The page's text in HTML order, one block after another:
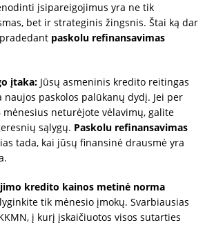
įsipareigojimus yra ne tik
bet ir strateginis žingsnis. Štai ką dar
paskolu refinansavimas
įtaka: Jūsų asmeninis kredito reitingas
paskolos palūkanų dydį. Jei per
mėnesius neturėjote vėlavimų, galite
sąlygų. Paskolu refinansavimas
tada, kai jūsų finansinė drausmė yra
kredito kainos metinė norma
tik mėnesio įmokų. Svarbiausias
į kurį įskaičiuotos visos sutarties